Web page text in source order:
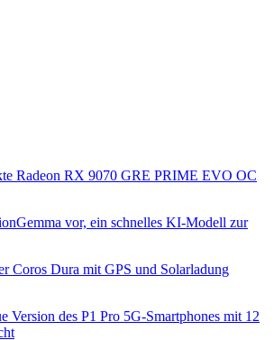
Radeon RX 9070 GRE PRIME EVO OC
vor, ein schnelles KI-Modell zur
Coros Dura mit GPS und Solarladung
Version des P1 Pro 5G-Smartphones mit 12